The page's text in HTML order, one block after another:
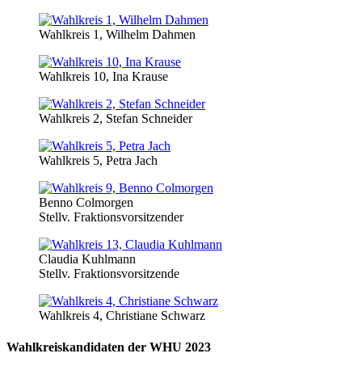
Wahlkreis 1, Wilhelm Dahmen
Wahlkreis 10, Ina Krause
Wahlkreis 2, Stefan Schneider
Wahlkreis 5, Petra Jach
Benno Colmorgen
Stellv. Fraktionsvorsitzender
Claudia Kuhlmann
Stellv. Fraktionsvorsitzende
Wahlkreis 4, Christiane Schwarz
Wahlkreiskandidaten der WHU 2023